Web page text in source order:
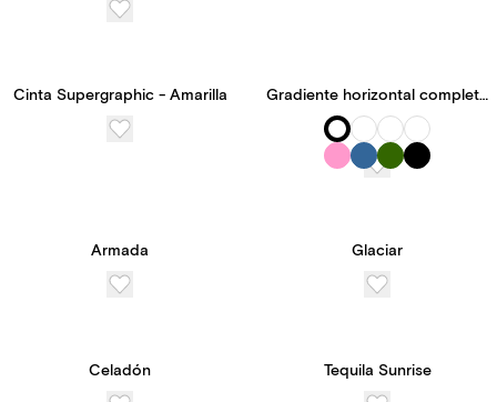
Cinta Supergraphic - Amarilla Gradiente horizontal completo
Armada Glaciar
Celadón Tequila Sunrise